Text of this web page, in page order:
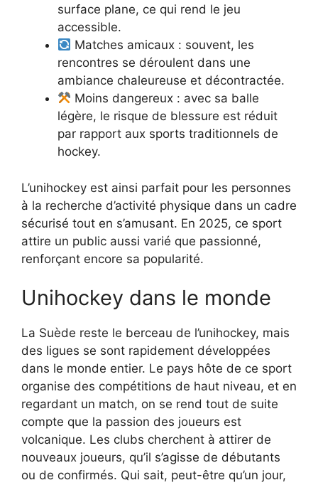
surface plane, ce qui rend le jeu
accessible.
Matches amicaux : souvent, les
rencontres se déroulent dans une
ambiance chaleureuse et décontractée.
Moins dangereux : avec sa balle
légère, le risque de blessure est réduit
par rapport aux sports traditionnels de
hockey.
L’unihockey est ainsi parfait pour les personnes
à la recherche d’activité physique dans un cadre
sécurisé tout en s’amusant. En 2025, ce sport
attire un public aussi varié que passionné,
renforçant encore sa popularité.
Unihockey dans le monde
La Suède reste le berceau de l’unihockey, mais
des ligues se sont rapidement développées
dans le monde entier. Le pays hôte de ce sport
organise des compétitions de haut niveau, et en
regardant un match, on se rend tout de suite
compte que la passion des joueurs est
volcanique. Les clubs cherchent à attirer de
nouveaux joueurs, qu’il s’agisse de débutants
ou de confirmés. Qui sait, peut-être qu’un jour,